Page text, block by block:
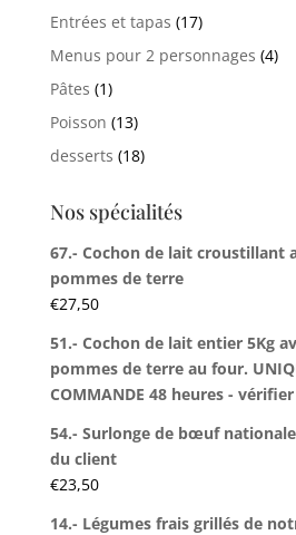
Entrées et tapas (17)
Menus pour 2 personnages (4)
Pâtes (1)
Poisson (13)
desserts (18)
Nos spécialités
67.- Cochon de lait croustillant
pommes de terre
€27,50
51.- Cochon de lait entier 5Kg
pommes de terre au four.
COMMANDE 48 heures -
54.- Surlonge de bœuf
du client
€23,50
14.- Légumes frais grillés de